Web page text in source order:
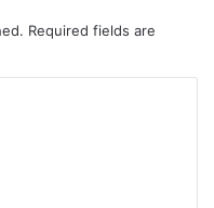
Required fields are